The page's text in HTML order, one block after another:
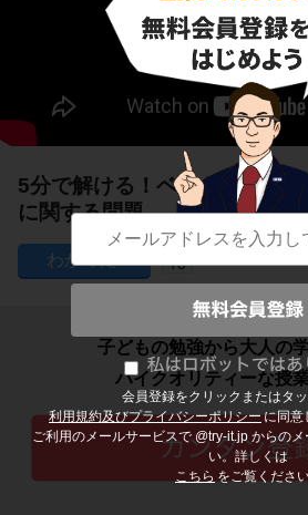
会員登録をクリックまたはタッ
利用規約及びプライバシーポリシーに同意
ご利用のメールサービスで @try-it.jp からの
い。詳しくは
こちら をご覧ください
5分で解ける！ベクトル表示
に関する問題
18
子どもの勉強から大人の
ハイクオリティーな授